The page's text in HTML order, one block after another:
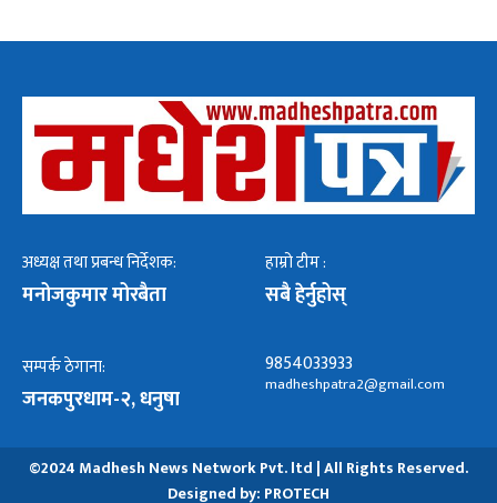
अध्यक्ष तथा प्रबन्ध निर्देशक:
मनोजकुमार मोरबैता
हाम्रो टीम :
सबै हेर्नुहोस्
सम्पर्क ठेगाना:
जनकपुरधाम-२, धनुषा
9854033933
madheshpatra2@gmail.com
©2024 Madhesh News Network Pvt. ltd | All Rights Reserved.
Designed by: PROTECH